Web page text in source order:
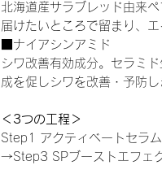
北海道産サラブレッド由来
届けたいところで留まり、
■ナイアシンアミド
シワ改善有効成分。セラミ
成を促しシワを改善・予防し
＜3つの工程＞
Step1 アクティベートセラ
→Step3 SPブーストエフェ